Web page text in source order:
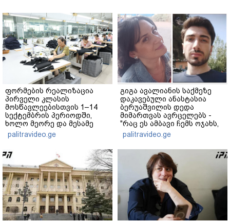
ფორმების რეალიზაცია
პირველი კლასის
მოსწავლეებისთვის 1–14
სექტემბრის პერიოდში,
ხოლო მეორე და მესამე
ეტაპებზე...
palitravideo.ge
გიგა ავალიანის საქმეზე
დაკავებული ანასტასია
ბერუაშვილის დედა
მიმართვას ავრცელებს -
"რაც ეს ამბავი ჩემს ოჯახს,
ჩემს ანასტასიას გადახდა
თავს, მის მერე მე მე არ
ვარ"
palitravideo.ge